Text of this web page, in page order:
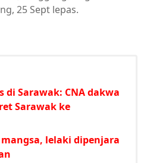
25 Sept lepas.
di Sarawak: CNA dakwa
Sarawak ke
lelaki dipenjara